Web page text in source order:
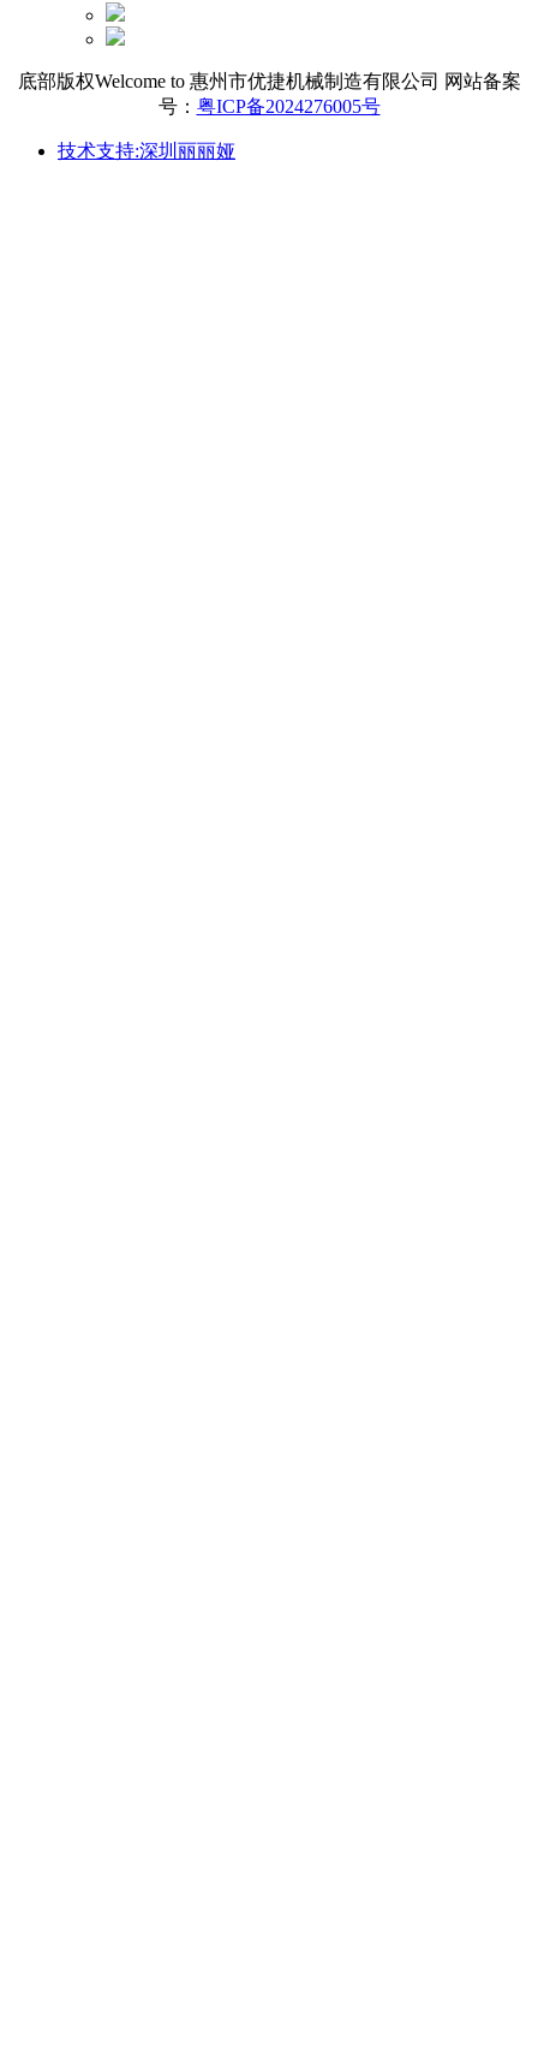
底部版权Welcome to 惠州市优捷机械制造有限公司 网站备案
号： 粤ICP备2024276005号
技术支持:深圳丽丽娅